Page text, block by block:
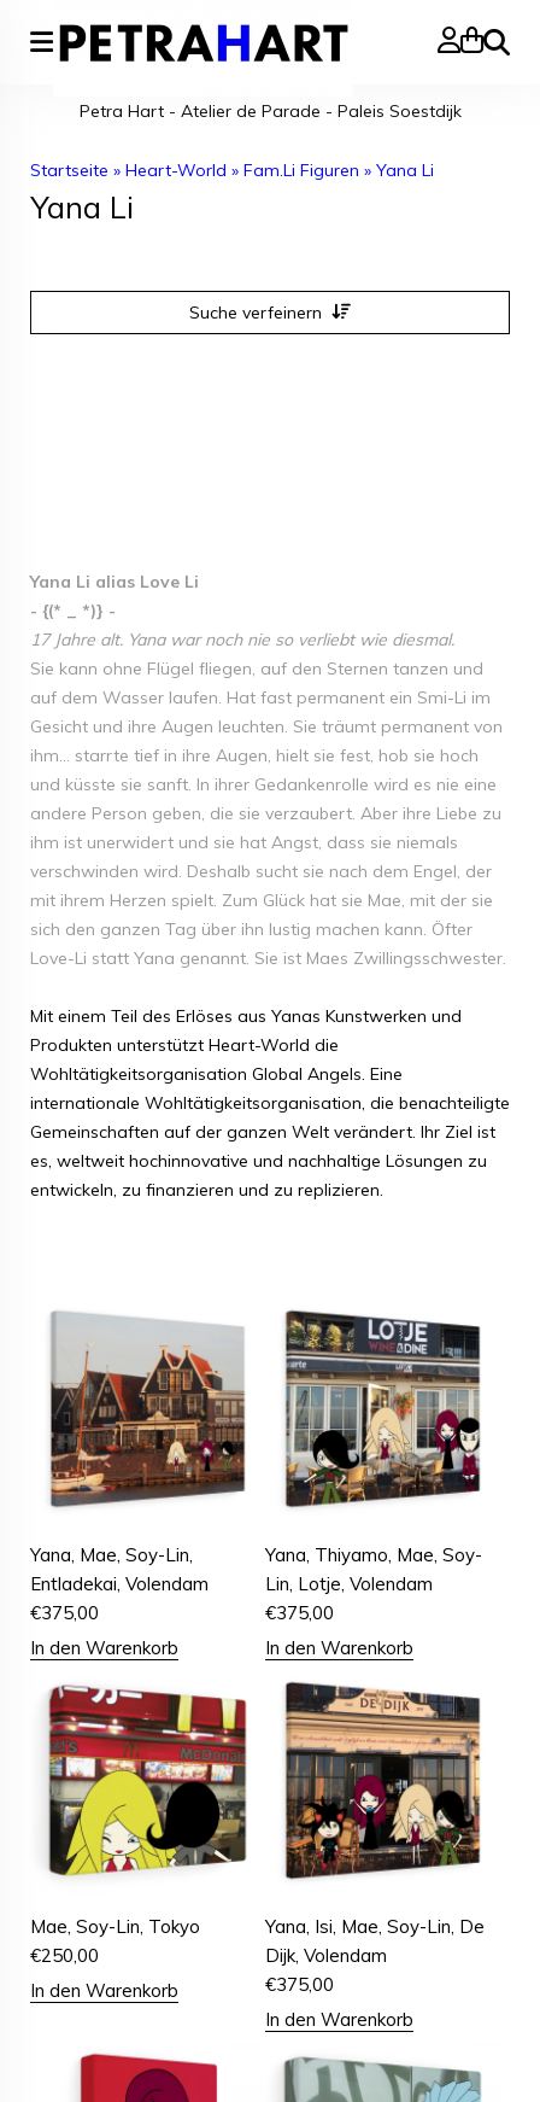
Suche
Petra Hart - Atelier de Parade - Paleis Soestdijk
Startseite » Heart-World » Fam.Li Figuren » Yana Li
Yana Li
Suche verfeinern
Yana Li alias Love Li
- {(* _ *)} -
17 Jahre alt. Yana war noch nie so verliebt wie diesmal.
Sie kann ohne Flügel fliegen, auf den Sternen tanzen und
auf dem Wasser laufen. Hat fast permanent ein Smi-Li im
Gesicht und ihre Augen leuchten. Sie träumt permanent von
ihm… starrte tief in ihre Augen, hielt sie fest, hob sie hoch
und küsste sie sanft. In ihrer Gedankenrolle wird es nie eine
andere Person geben, die sie verzaubert. Aber ihre Liebe zu
ihm ist unerwidert und sie hat Angst, dass sie niemals
verschwinden wird. Deshalb sucht sie nach dem Engel, der
mit ihrem Herzen spielt. Zum Glück hat sie Mae, mit der sie
sich den ganzen Tag über ihn lustig machen kann. Öfter
Love-Li statt Yana genannt. Sie ist Maes Zwillingsschwester.
Mit einem Teil des Erlöses aus Yanas Kunstwerken und
Produkten unterstützt Heart-World die
Wohltätigkeitsorganisation Global Angels. Eine
internationale Wohltätigkeitsorganisation, die benachteiligte
Gemeinschaften auf der ganzen Welt verändert. Ihr Ziel ist
es, weltweit hochinnovative und nachhaltige Lösungen zu
entwickeln, zu finanzieren und zu replizieren.
Yana, Mae, Soy-Lin,
Entladekai, Volendam
€375,00
In den Warenkorb
Yana, Thiyamo, Mae, Soy-
Lin, Lotje, Volendam
€375,00
In den Warenkorb
Mae, Soy-Lin, Tokyo
€250,00
In den Warenkorb
Yana, Isi, Mae, Soy-Lin, De
Dijk, Volendam
€375,00
In den Warenkorb